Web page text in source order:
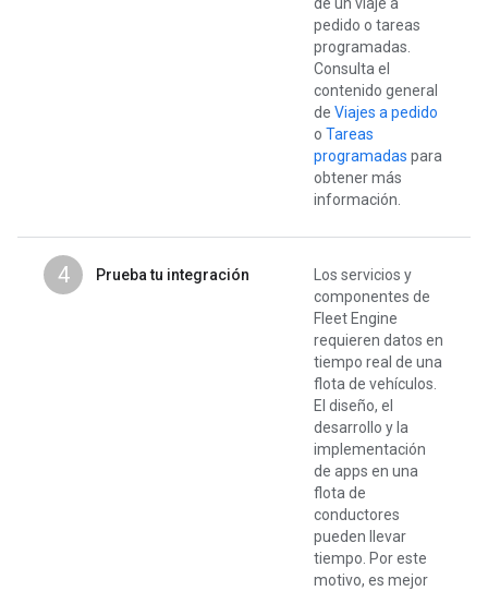
de un viaje a
pedido o tareas
programadas.
Consulta el
contenido general
de Viajes a pedido
o Tareas
programadas para
obtener más
información.
4 Prueba tu integración
Los servicios y
componentes de
Fleet Engine
requieren datos en
tiempo real de una
flota de vehículos.
El diseño, el
desarrollo y la
implementación
de apps en una
flota de
conductores
pueden llevar
tiempo. Por este
motivo, es mejor